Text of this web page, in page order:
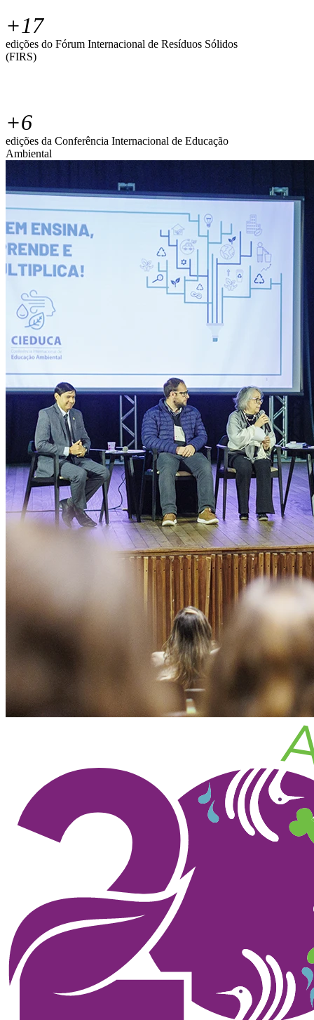
+17
edições do Fórum Internacional de Resíduos Sólidos
(FIRS)
+6
edições da Conferência Internacional de Educação
Ambiental